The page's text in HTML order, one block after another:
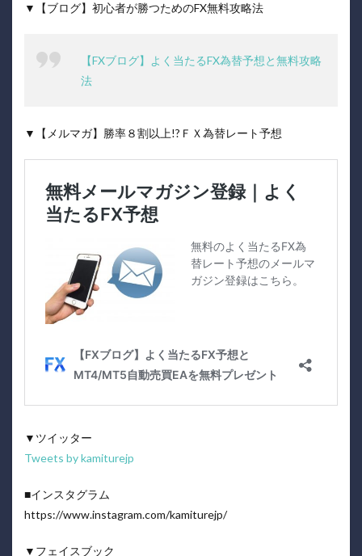
▼【ブログ】初心者が勝つためのFX無料攻略法
【FXブログ】よく当たるFX為替予想と無料攻略
法
▼【メルマガ】勝率８割以上!?ＦＸ為替レート予想
▼ツイッター
Tweets by kamiturejp
■インスタグラム
https://www.instagram.com/kamiturejp/
▼フェイスブック